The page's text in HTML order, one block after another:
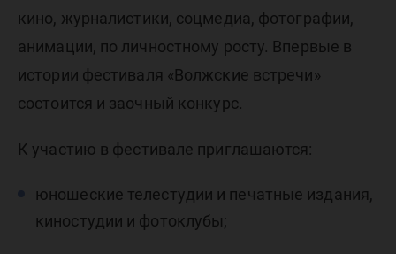
кино, журналистики, соцмедиа, фотографии,
анимации, по личностному росту. Впервые в
истории фестиваля «Волжские встречи»
состоится и заочный конкурс.
К участию в фестивале приглашаются:
юношеские телестудии и печатные издания,
киностудии и фотоклубы;